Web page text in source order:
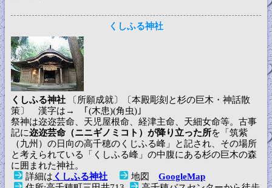
くしふる神社
くしふる神社 〔所願成就〕〔本殿彫刻と杉の巨木・神話散
策〕 漢字は→ ｢(木患)(角虫)｣
祭神は迩迩芸命、天児屋根命、経津主命、天細女命等。古事
記に迩迩芸命（ニニギノミコト）が降り立った所を「筑紫
（九州）の日向の高千穂のくじふる峰」と記され、その場所
と考えられている「くしふる峰」の中腹にある杉の巨木の森
に囲まれた神社。
詳細は くしふる神社 地図 GoogleMap